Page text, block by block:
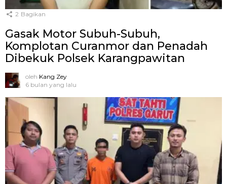
2 Bagikan
Gasak Motor Subuh-Subuh,
Komplotan Curanmor dan Penadah
Dibekuk Polsek Karangpawitan
oleh Kang Zey
6 bulan yang lalu